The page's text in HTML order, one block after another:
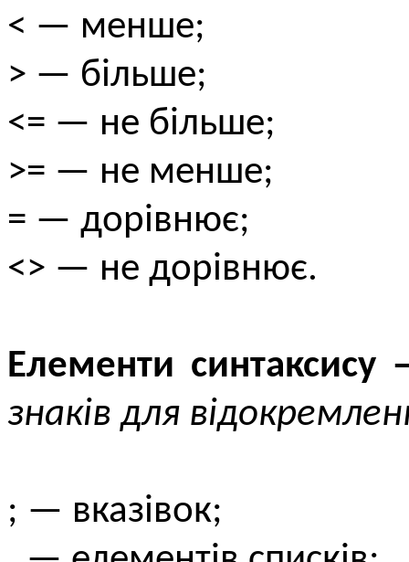
< — менше;
> — більше;
<= — не більше;
>= — не менше;
= — дорівнює;
<> — не дорівнює.
Елементи
знаків для
; — вказівок;